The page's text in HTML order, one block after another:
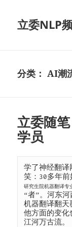
立委NLP
分类：AI潮
立委随
学员
学了神经翻译
笑：30多年
研究生院机器翻译专
“者”。河东河
机器翻译翻天
他方面的变化
江河万古流。